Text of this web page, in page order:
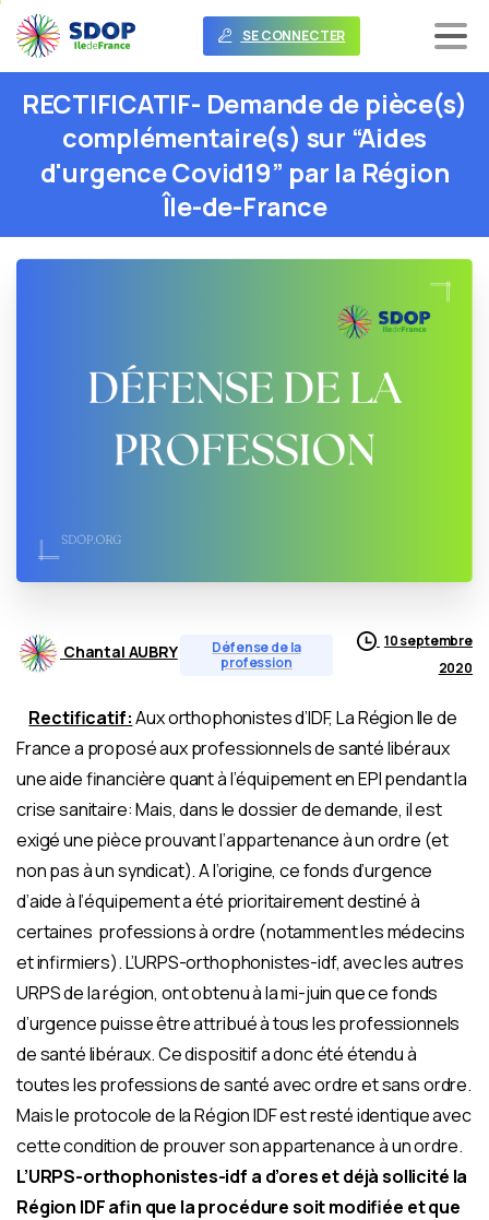
SE CONNECTER
RECTIFICATIF- Demandede pièce(s)
complémentaire(s) sur “Aides
d'urgenceCovid19” par la Région
Île-de-France
Chantal AUBRY
Défense de la
profession
10 septembre
2020
Rectificatif:Aux orthophonistes d’IDF, La Région Ile de
France a proposé aux professionnels de santé libéraux
une aide financière quant à l’équipement en EPI pendant la
crise sanitaire: Mais, dans le dossier de demande, il est
exigé une pièce prouvant l’appartenance à un ordre (et
non pas à un syndicat). A l’origine, ce fonds d’urgence
d’aide à l’équipement a été prioritairement destiné à
certaines professions à ordre (notamment les médecins
et infirmiers). L’URPS-orthophonistes-idf, avec les autres
URPS de la région, ont obtenu à la mi-juin que ce fonds
d’urgence puisse être attribué à tous les professionnels
de santé libéraux. Ce dispositif a donc été étendu à
toutes les professions de santé avec ordre et sans ordre.
Mais le protocole de la Région IDF est resté identique avec
cette condition de prouver son appartenance à un ordre.
L’URPS-orthophonistes-idf a d’ores et déjà sollicité la
Région IDF afin que la procédure soit modifiée et que